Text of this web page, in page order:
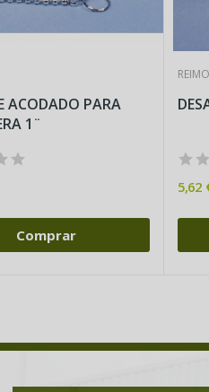
ACODADO PARA
1¨
Comprar
REIMO
5,62